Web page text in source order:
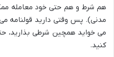
مدنی). پس وقتی دارید قولنامه
می خواید همچین شرطی
کنید.